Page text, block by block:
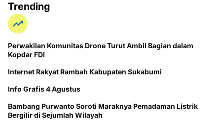
Trending
Perwakilan Komunitas Drone Turut Ambil Bagian dalam
Kopdar FDI
Internet Rakyat Rambah Kabupaten Sukabumi
Info Grafis 4 Agustus
Bambang Purwanto Soroti Maraknya Pemadaman Listrik
Bergilir di Sejumlah Wilayah